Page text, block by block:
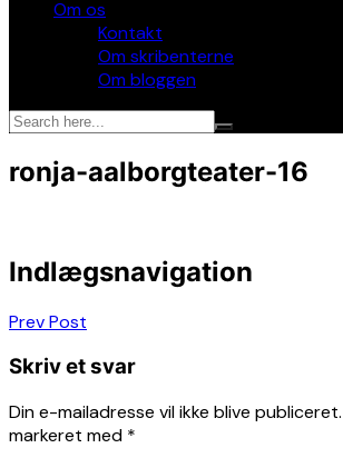
Om os
Kontakt
Om skribenterne
Om bloggen
ronja-aalborgteater-16
Indlægsnavigation
Prev Post
Skriv et svar
Din e-mailadresse vil ikke blive publiceret.
markeret med *